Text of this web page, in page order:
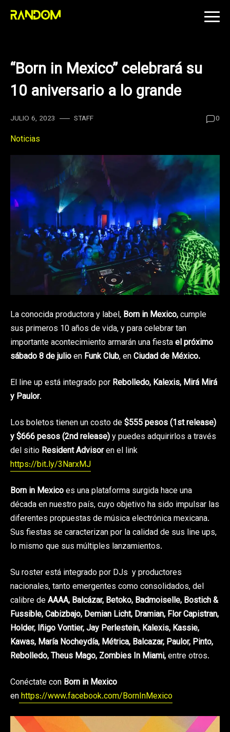
Skip
“Born in Mexico” celebrará su
10 aniversario a lo grande
JULIO 6, 2023 STAFF 0
Noticias
La conocida productora y label, Born in Mexico,cumple
sus primeros 10 años de vida, y para celebrar tan
importante acontecimiento armarán una fiestael próximo
sábado 8 de julioen Funk Club, enCiudad de México.
El line up está integrado por Rebolledo, Kalexis, Mirá Mirá
y Paulor.
Los boletos tienen un costo de$555 pesos (1st release)
y $666 pesos (2nd release)y puedes adquirirlos a través
del sitio Resident Advisoren el link
https://bit.ly/3NarxMJ
Born in Mexicoes una plataforma surgida hace una
década en nuestro país, cuyo objetivo ha sido impulsar las
diferentes propuestas de música electrónica mexicana.
Sus fiestas se caracterizan por la calidad de sus line ups,
lo mismo que sus múltiples lanzamientos.
Su roster está integrado por DJs y productores
nacionales, tanto emergentes como consolidados, del
calibre deAAAA, Balcázar, Betoko, Badmoiselle, Bostich &
Fussible, Cabizbajo, Demian Licht, Dramian, Flor Capistran,
Holder, Iñigo Vontier, Jay Perlestein, Kalexis, Kassie,
Kawas, María Nocheydía, Métrica, Balcazar, Paulor, Pinto,
Rebolledo, Theus Mago, Zombies In Miami,entre otros.
Conéctate con Born in Mexico
enhttps://www.facebook.com/BornInMexico